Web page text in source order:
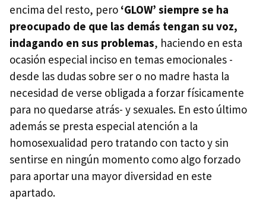
encima del resto, pero ‘GLOW’ siempre se ha
preocupado de que las demás tengan su voz,
indagando en sus problemas, haciendo en esta
ocasión especial inciso en temas emocionales -
desde las dudas sobre ser o no madre hasta la
necesidad de verse obligada a forzar físicamente
para no quedarse atrás- y sexuales. En esto último
además se presta especial atención a la
homosexualidad pero tratando con tacto y sin
sentirse en ningún momento como algo forzado
para aportar una mayor diversidad en este
apartado.